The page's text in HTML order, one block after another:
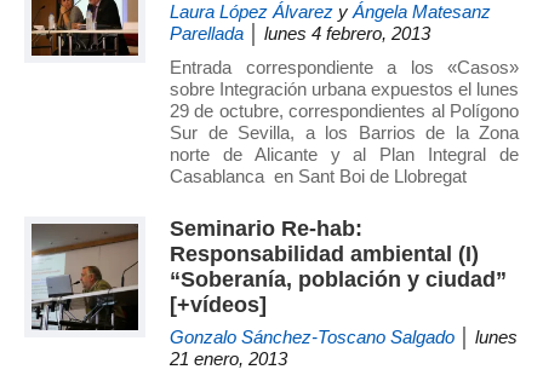
Laura López Álvarez y Ángela Matesanz
Parellada │ lunes 4 febrero, 2013
Entrada correspondiente a los «Casos»
sobre Integración urbana expuestos el lunes
29 de octubre, correspondientes al Polígono
Sur de Sevilla, a los Barrios de la Zona
norte de Alicante y al Plan Integral de
Casablanca en Sant Boi de Llobregat
Seminario Re-hab:
Responsabilidad ambiental (I)
“Soberanía, población y ciudad”
[+vídeos]
Gonzalo Sánchez-Toscano Salgado │ lunes
21 enero, 2013